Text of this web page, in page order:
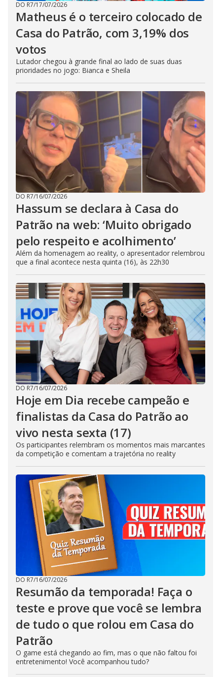
DO R7/17/07/2026
Matheus é o terceiro colocado de
Casa do Patrão, com 3,19% dos
votos
Lutador chegou à grande final ao lado de suas duas
prioridades no jogo: Bianca e Sheila
DO R7/16/07/2026
Hassum se declara à Casa do
Patrão na web: ‘Muito obrigado
pelo respeito e acolhimento’
Além da homenagem ao reality, o apresentador relembrou
que a final acontece nesta quinta (16), às 22h30
DO R7/16/07/2026
Hoje em Dia recebe campeão e
finalistas da Casa do Patrão ao
vivo nesta sexta (17)
Os participantes relembram os momentos mais marcantes
da competição e comentam a trajetória no reality
DO R7/16/07/2026
Resumão da temporada! Faça o
teste e prove que você se lembra
de tudo o que rolou em Casa do
Patrão
O game está chegando ao fim, mas o que não faltou foi
entretenimento! Você acompanhou tudo?